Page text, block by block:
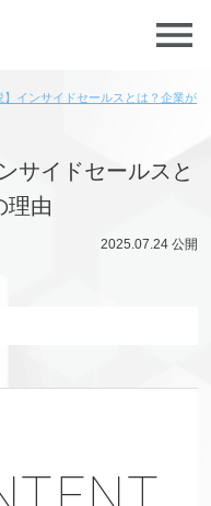
】インサイドセールスとは？企業が
サイドセールスと
理由
2025.07.24 公開